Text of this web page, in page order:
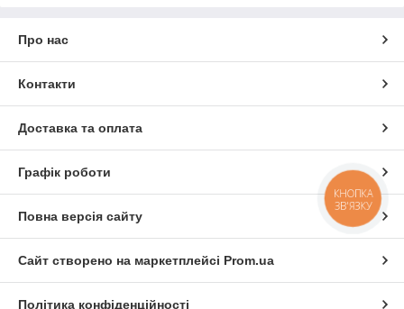
Про нас
Контакти
Доставка та оплата
Графік роботи
Повна версія сайту
Сайт створено на маркетплейсі Prom.ua
Політика конфіденційності
КНОПКА
ЗВ'ЯЗКУ